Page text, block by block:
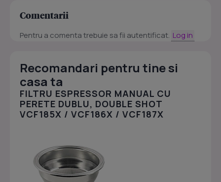
Comentarii
Pentru a comenta trebuie sa fii autentificat. Log in
Recomandari pentru tine si
casa ta
FILTRU ESPRESSOR MANUAL CU
PERETE DUBLU, DOUBLE SHOT
VCF185X / VCF186X / VCF187X